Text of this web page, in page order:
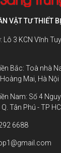
VẬT TƯ THIẾT
Lô 3 KCN Vĩnh
Bắc: Toà nhà
Mai, Hà Nội
Nam: Số 4
Tân Phú - TP
6688